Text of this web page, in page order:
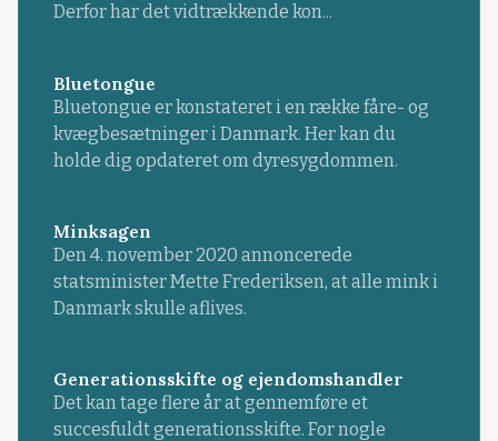
Derfor har det vidtrækkende kon...
Bluetongue
Bluetongue er konstateret i en række fåre- og
kvægbesætninger i Danmark. Her kan du
holde dig opdateret om dyresygdommen.
Minksagen
Den 4. november 2020 annoncerede
statsminister Mette Frederiksen, at alle mink i
Danmark skulle aflives.
Generationsskifte og ejendomshandler
Det kan tage flere år at gennemføre et
succesfuldt generationsskifte. For nogle